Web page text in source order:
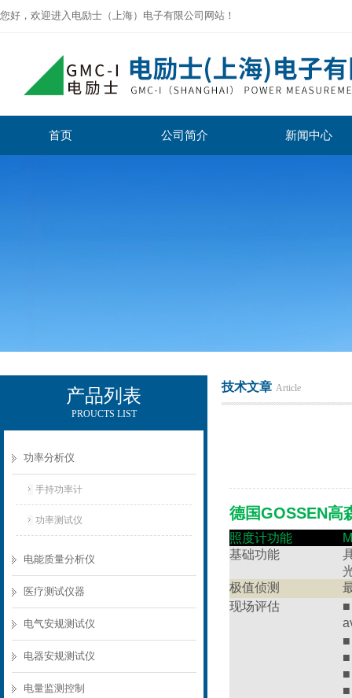
您好，欢迎进入电励士（上海）电子有限公司网站！
首页 公司简介 新闻中心
产品列表
PROUCTS LIST
功率分析仪
手持功率计
功率测试仪
电能质量分析仪
医疗测试仪器
电气安规测试仪
电器安规测试仪
电量监测控制
技术文章 Article
德国GOSSEN高
照度计功能
基础功能
极值侦测
现场评估